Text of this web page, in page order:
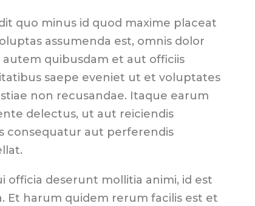
quo minus id quod maxime placeat
assumenda est, omnis dolor
quibusdam et aut officiis
saepe eveniet ut et voluptates
non recusandae. Itaque earum
delectus, ut aut reiciendis
consequatur aut perferendis
officia deserunt mollitia animi, id est
Et harum quidem rerum facilis est et